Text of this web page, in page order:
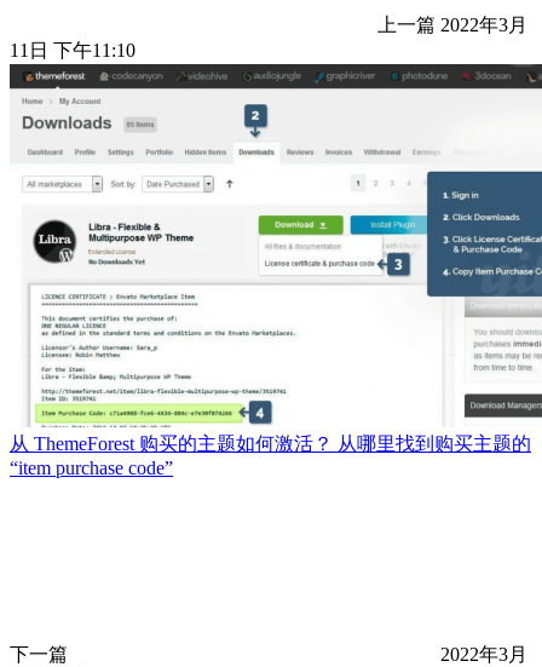
上一篇 2022年3月
11日 下午11:10
从 ThemeForest 购买的主题如何激活？ 从哪里找到购买主题的
“item purchase code”
下一篇
2022年3月